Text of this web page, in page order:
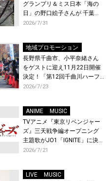
グランプリ＆ミス日本「海の
日」の野口絵子さんが 千葉県
唯一の村・長生村で地引網を
2026/7/31
地域プロモーション
長野県千曲市、小平奈緒さん
をゲストに迎え11月22日開催
決定！「第12回千曲川ハーフ
マラソン」エントリー受付開
2026/7/23
ANIME
MUSIC
TVアニメ『東京リベンジャー
ズ』三天戦争編オープニング
主題歌がJO1「IGNITE」に決
定！メンバー全員から喜びと
先行上映会を開催！
2026/7/21
LIVE
MUSIC